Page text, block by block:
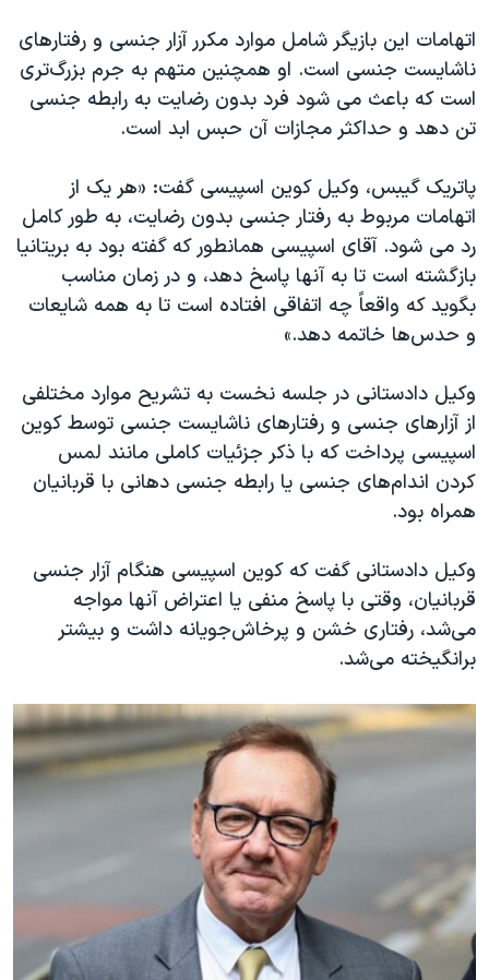
اتهامات این بازیگر شامل موارد مکرر آزار جنسی و رفتارهای
ناشایست جنسی است. او همچنین متهم به جرم بزرگ‌تری
است که باعث می شود فرد بدون رضایت به رابطه جنسی
تن دهد و حداکثر مجازات آن حبس ابد است.
پاتریک گیبس، وکیل کوین اسپیسی گفت: «هر یک از
اتهامات مربوط به رفتار جنسی بدون رضایت، به طور کامل
رد می شود. آقای اسپیسی همانطور که گفته بود به بریتانیا
بازگشته است تا به آنها پاسخ دهد، و در زمان مناسب
بگوید که واقعاً چه اتفاقی افتاده است تا به همه شایعات
و حدس‌ها خاتمه دهد.»
وکیل دادستانی در جلسه نخست به تشریح موارد مختلفی
از آزارهای جنسی و رفتارهای ناشایست جنسی توسط کوین
اسپیسی پرداخت که با ذکر جزئیات کاملی مانند لمس
کردن اندام‌های جنسی یا رابطه جنسی دهانی با قربانیان
همراه بود.
وکیل دادستانی گفت که کوین اسپیسی هنگام آزار جنسی
قربانیان، وقتی با پاسخ منفی یا اعتراض آنها مواجه
می‌شد، رفتاری خشن و پرخاش‌جویانه داشت و بیشتر
برانگیخته می‌شد.